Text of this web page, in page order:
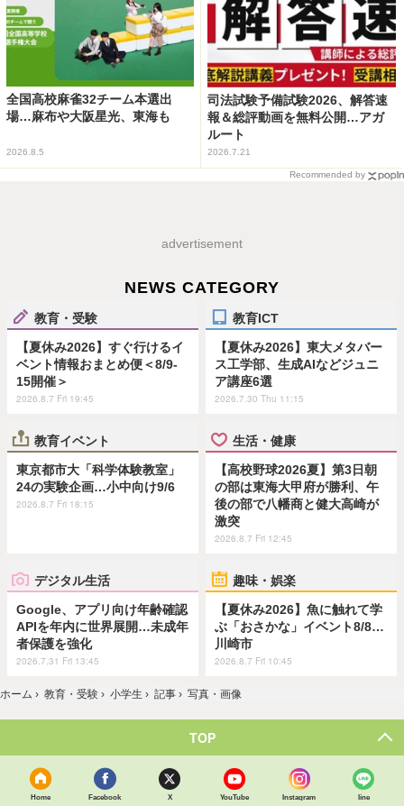
全国高校麻雀32チーム本選出
場…麻布や大阪星光、東海も
2026.8.5
司法試験予備試験2026、解答速
報＆総評動画を無料公開…アガ
ルート
2026.7.21
Recommended by
advertisement
NEWS CATEGORY
教育・受験
【夏休み2026】すぐ行けるイ
ベント情報おまとめ便＜8/9-
15開催＞
2026.8.7 Fri 19:45
教育ICT
【夏休み2026】東大メタバー
ス工学部、生成AIなどジュニ
ア講座6選
2026.7.30 Thu 11:15
教育イベント
東京都市大「科学体験教室」
24の実験企画…小中向け9/6
2026.8.7 Fri 18:15
生活・健康
【高校野球2026夏】第3日朝
の部は東海大甲府が勝利、午
後の部で八幡商と健大高崎が
激突
2026.8.7 Fri 12:45
デジタル生活
Google、アプリ向け年齢確認
APIを年内に世界展開…未成年
者保護を強化
2026.7.31 Fri 13:45
趣味・娯楽
【夏休み2026】魚に触れて学
ぶ「おさかな」イベント8/8…
川崎市
2026.8.7 Fri 10:45
ホーム › 教育・受験 › 小学生 › 記事 › 写真・画像
TOP
Home Facebook X YouTube Instagram line